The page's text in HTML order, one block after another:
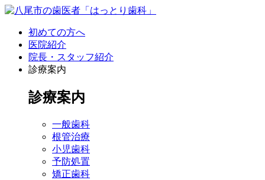
初めての方へ
医院紹介
院長・スタッフ紹介
診療案内
診療案内
一般歯科
根管治療
小児歯科
予防処置
矯正歯科